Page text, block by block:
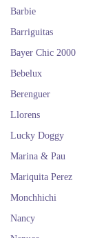
Barbie
Barriguitas
Bayer Chic 2000
Bebelux
Berenguer
Llorens
Lucky Doggy
Marina & Pau
Mariquita Perez
Monchhichi
Nancy